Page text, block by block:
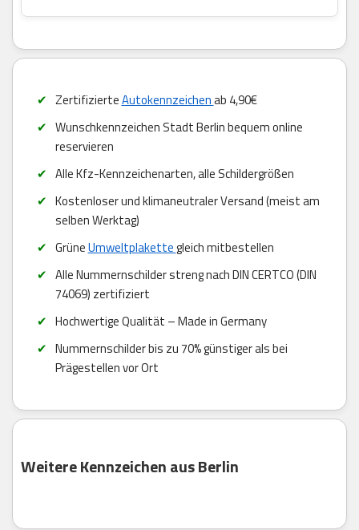
ZertifizierteAutokennzeichenab 4,90€
Wunschkennzeichen Stadt Berlin bequem online
reservieren
Alle Kfz-Kennzeichenarten, alle Schildergrößen
Kostenloser und klimaneutraler Versand (meist am
selben Werktag)
GrüneUmweltplakettegleich mitbestellen
Alle Nummernschilder streng nach DIN CERTCO (DIN
74069) zertifiziert
Hochwertige Qualität – Made in Germany
Nummernschilder bis zu 70% günstiger als bei
Prägestellen vor Ort
Weitere Kennzeichen aus Berlin